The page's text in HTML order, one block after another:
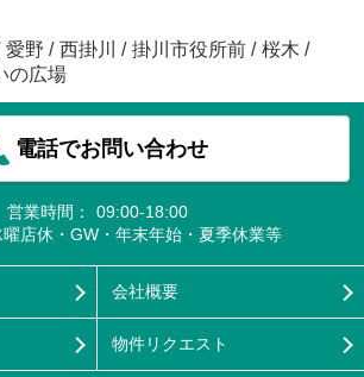
愛野 / 西掛川 / 掛川市役所前 / 桜木 /
の広場
電話でお問い合わせ
営業時間：
09:00-18:00
曜店休・GW・年末年始・夏季休業等
会社概要
物件リクエスト